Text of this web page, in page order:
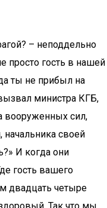
– неподдельно
просто гость в нашей
ты не прибыл на
министра КГБ,
вооруженных сил,
начальника своей
И когда они
гость вашего
двадцать четыре